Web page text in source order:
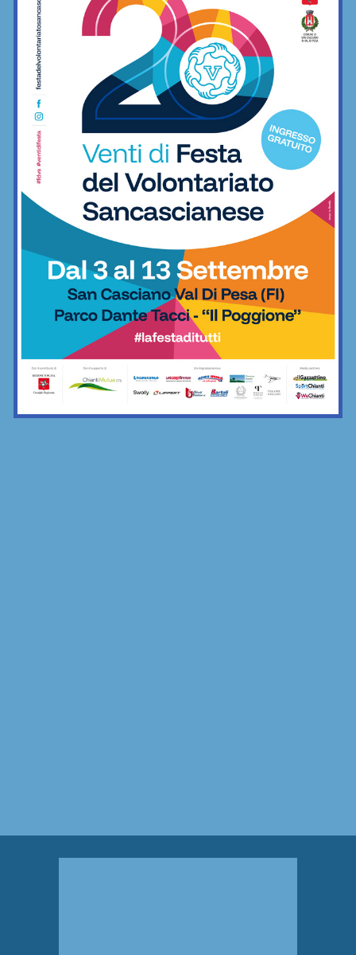
minimo indispensabile
Freestyle 06/12/2022
BAR SPORT...CHIANTI Bar Sport...Chianti
E dopo il derby… ecco il “terzo tempo”:
la merenda comune di Grevigiana e...
Bar Sport...Chianti 17/11/2025